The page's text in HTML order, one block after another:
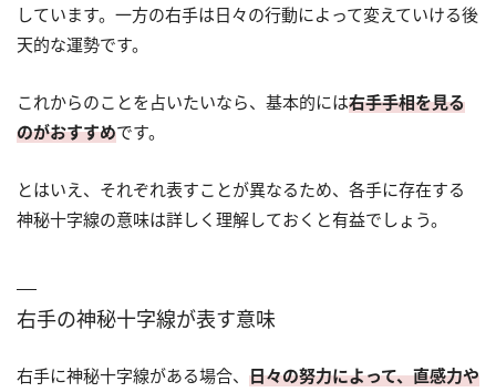
しています。一方の右手は日々の行動によって変えていける後
天的な運勢です。
これからのことを占いたいなら、基本的には右手手相を見る
のがおすすめです。
とはいえ、それぞれ表すことが異なるため、各手に存在する
神秘十字線の意味は詳しく理解しておくと有益でしょう。
右手の神秘十字線が表す意味
右手に神秘十字線がある場合、 日々の努力によって、直感力や